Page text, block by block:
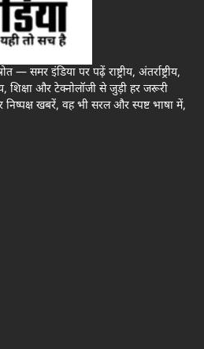
— समर इंडिया पर पढ़ें राष्ट्रीय, अंतर्राष्ट्रीय,
शिक्षा और टेक्नोलॉजी से जुड़ी हर जरूरी
खबरें, वह भी सरल और स्पष्ट भाषा में,